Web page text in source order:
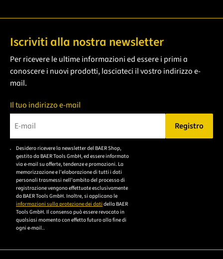
Iscriviti alla nostra newsletter
Per ricevere le ultime informazioni ed essere i primi a
conoscere i nuovi prodotti, lasciateci il vostro indirizzo e-
mail.
Il tuo indirizzo e-mail
Bitte geben Sie eine gültige E-Mail-Adresse ein.
Registro
Desidero ricevere la newsletter del BAER Shop,
gestito da BAER Tools GmbH, ed essere informato
via e-mail su offerte, tendenze e promozioni. La
memorizzazione e l'elaborazione di tutti i dati
personali trasmessi nell'ambito del processo di
registrazione vengono effettuate esclusivamente
da BAER Tools GmbH. Inoltre, si applicano le
informazioni sulla protezione dei dati della BAER
Tools GmbH. Il consenso può essere revocato in
qualsiasi momento con effetto futuro alla fine di
ogni e-mail..